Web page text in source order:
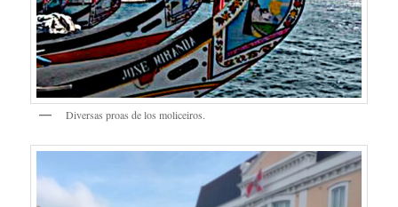
Diversas proas de los moliceiros.